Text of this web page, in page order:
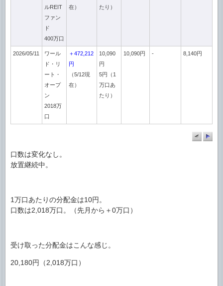
ルREIT
ファン
ド
400万口
在）
たり）
2026/05/11
ワール
ド・リ
ート・
オープ
ン
2018万
口
＋472,212
円
（5/12現
在）
10,090
円
5円（1
万口あ
たり）
10,090円 - 8,140円
口数は変化なし。
放置継続中。
1万口あたりの分配金は10円。
口数は2,018万口。（先月から＋0万口）
受け取った分配金はこんな感じ。
20,180円（2,018万口）